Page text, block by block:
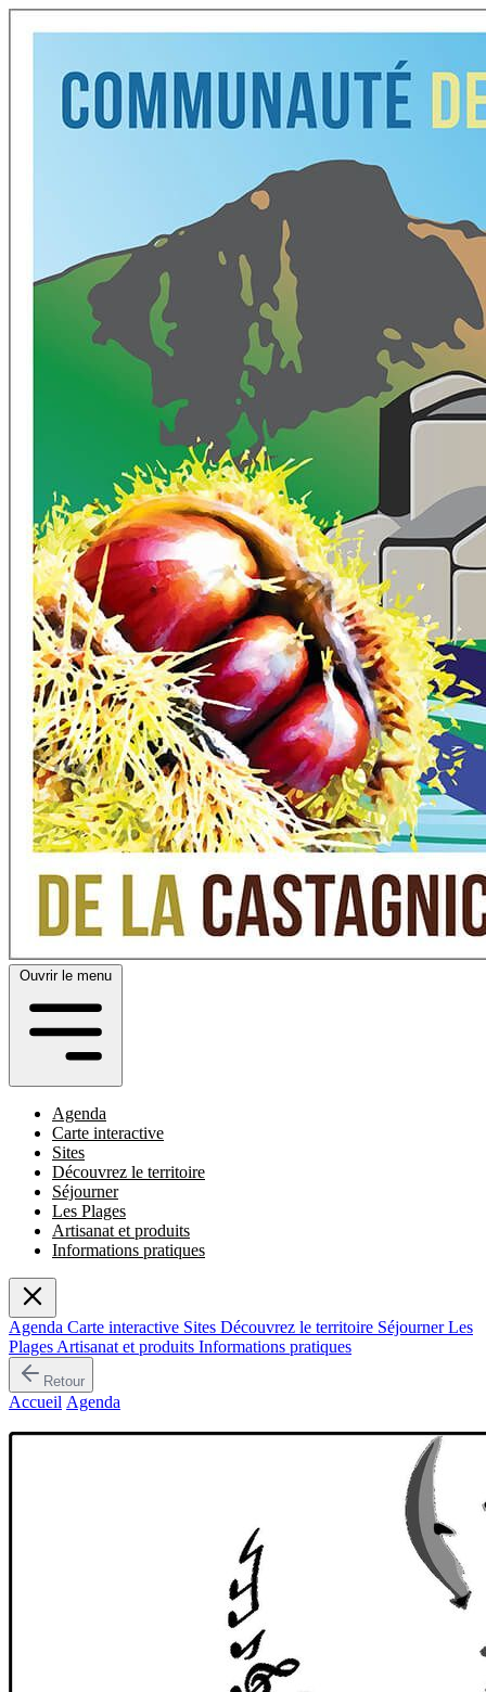
Ouvrir le menu
Agenda
Carte interactive
Sites
Découvrez le territoire
Séjourner
Les Plages
Artisanat et produits
Informations pratiques
Agenda Carte interactive Sites Découvrez le territoire SéjournerLes
Plages Artisanat et produits Informations pratiques
Retour
Accueil Agenda